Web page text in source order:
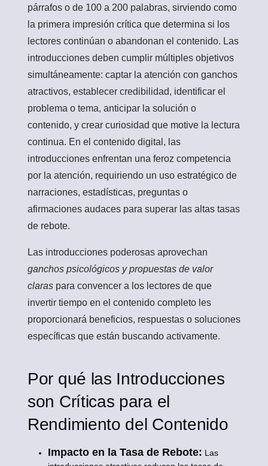
párrafos o de 100 a 200 palabras, sirviendo como
la primera impresión crítica que determina si los
lectores continúan o abandonan el contenido. Las
introducciones deben cumplir múltiples objetivos
simultáneamente: captar la atención con ganchos
atractivos, establecer credibilidad, identificar el
problema o tema, anticipar la solución o
contenido, y crear curiosidad que motive la lectura
continua. En el contenido digital, las
introducciones enfrentan una feroz competencia
por la atención, requiriendo un uso estratégico de
narraciones, estadísticas, preguntas o
afirmaciones audaces para superar las altas tasas
de rebote.
Las introducciones poderosas aprovechan
ganchos psicológicos y propuestas de valor
claras para convencer a los lectores de que
invertir tiempo en el contenido completo les
proporcionará beneficios, respuestas o soluciones
específicas que están buscando activamente.
Por qué las Introducciones
son Críticas para el
Rendimiento del Contenido
Impacto en la Tasa de Rebote: Las